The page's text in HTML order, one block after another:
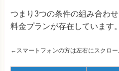
つまり3つの条件の組み合わ
料金プランが存在しています。
←スマートフォンの方は左右にスクロ